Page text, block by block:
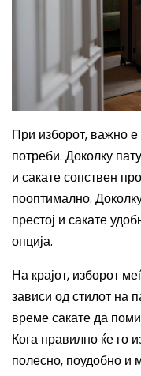
При изборот, важно
потреби. Доколку
и сакате сопствен
пооптимално.
престој и сакате
опција.
На крајот, изборот
зависи од стилот на
време сакате да
Кога правилно ќе го
полесно, поудобно и